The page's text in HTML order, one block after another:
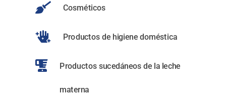
 Cosméticos
 Productos de higiene doméstica
 Productos sucedáneos de la leche
materna